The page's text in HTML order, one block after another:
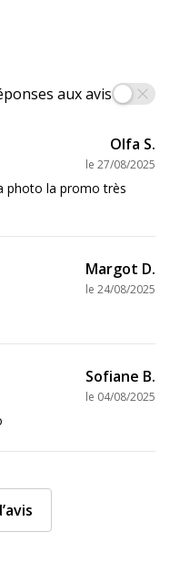
Oui
undefined kg
Non compostable
Oui
Non
aux avis
Olfa S.
le 27/08/2025
photo la promo très
Margot D.
le 24/08/2025
Sofiane B.
le 04/08/2025